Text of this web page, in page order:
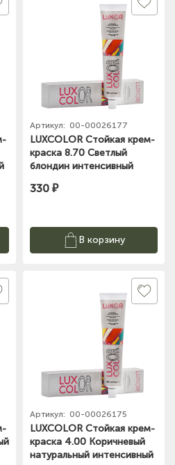
Артикул: 00-00026177
LUXCOLOR Стойкая крем-
краска 8.70 Светлый
блондин интенсивный
Professional 100мл
330 ₽
В корзину
Артикул: 00-00026175
LUXCOLOR Стойкая крем-
краска 4.00 Коричневый
натуральный интенсивный